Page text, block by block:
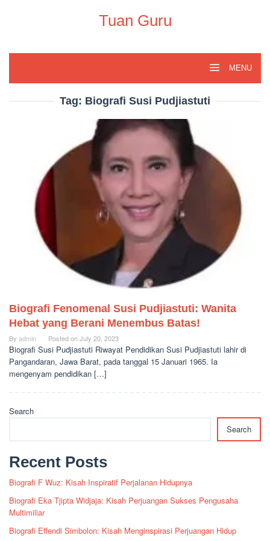
Tuan Guru
MENU
Tag: Biografi Susi Pudjiastuti
Biografi Fenomenal Susi Pudjiastuti: Wanita
Hebat yang Berani Menembus Batas!
By admin Posted onJuly 20, 2023
Biografi Susi Pudjiastuti Riwayat Pendidikan Susi Pudjiastuti lahir di
Pangandaran, Jawa Barat, pada tanggal 15 Januari 1965. Ia
mengenyam pendidikan […]
Search
Search
Recent Posts
Biografi F Wuz: Kisah Inspiratif Perjalanan Hidupnya
Biografi Eka Tjipta Widjaja: Kisah Perjuangan Sukses Pengusaha
Multimiliar
Biografi Effendi Simbolon: Kisah Menginspirasi Perjuangan Hidup